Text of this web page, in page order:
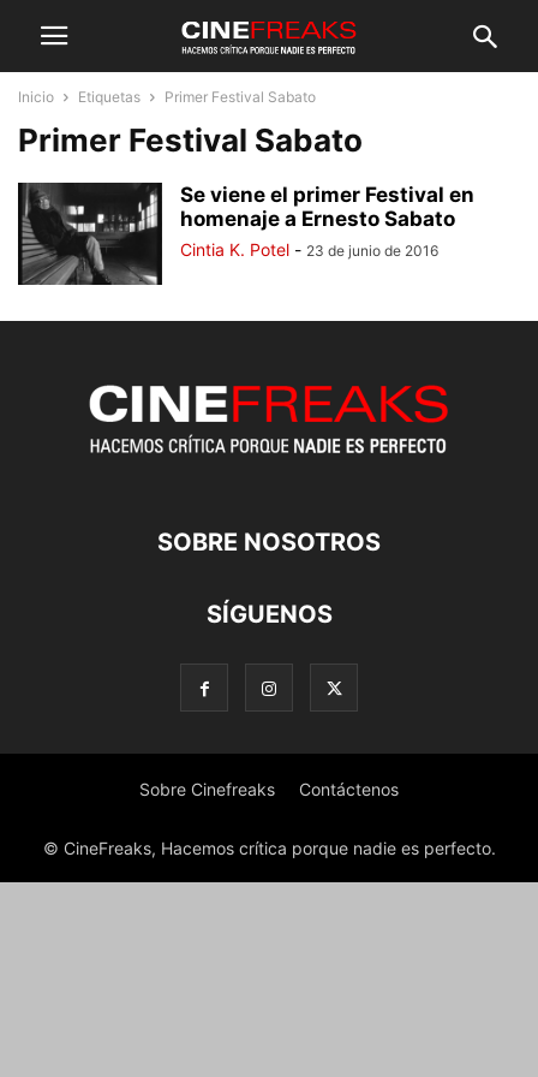
Inicio Etiquetas Primer Festival Sabato
Primer Festival Sabato
Se viene el primer Festival en
homenaje a Ernesto Sabato
Cintia K. Potel - 23 de junio de 2016
SOBRE NOSOTROS
SÍGUENOS
Sobre Cinefreaks Contáctenos
© CineFreaks, Hacemos crítica porque nadie es perfecto.